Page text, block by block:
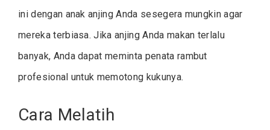
ini dengan anak anjing Anda sesegera mungkin agar
mereka terbiasa. Jika anjing Anda makan terlalu
banyak, Anda dapat meminta penata rambut
profesional untuk memotong kukunya.
Cara Melatih